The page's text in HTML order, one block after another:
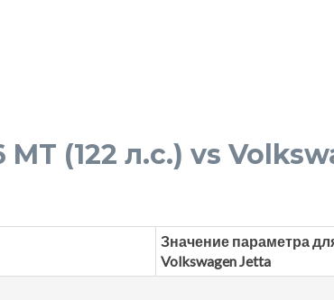
(122 л.с.) vs
Значение параметра
Volkswagen Jetta